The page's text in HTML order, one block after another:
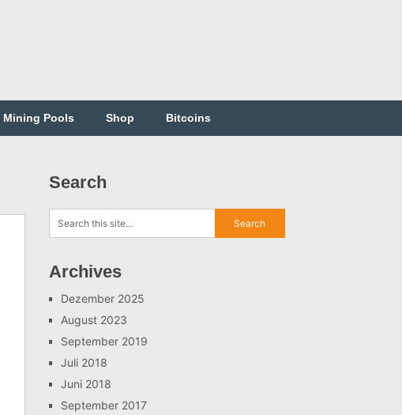
Mining Pools Shop Bitcoins
Search
Archives
Dezember 2025
August 2023
September 2019
Juli 2018
Juni 2018
September 2017